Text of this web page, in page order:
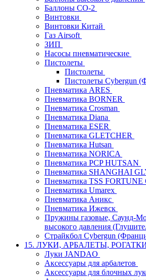
Баллоны СО-2
Винтовки
Винтовки Китай
Газ Airsoft
ЗИП
Насосы пневматические
Пистолеты
Пистолеты
Пистолеты Cybergun
Пневматика ARES
Пневматика BORNER
Пневматика Crosman
Пневматика Diana
Пневматика ESER
Пневматика GLETCHER
Пневматика Hutsan
Пневматика NORICA
Пневматика PCP HUTSAN
Пневматика SHANGHAI
Пневматика TSS FORTUNE
Пневматика Umarex
Пневматика Аникс
Пневматика Ижевск
Пружины газовые, Саунд-
высокого давления
Страйкбол Cybergun
15. ЛУКИ, АРБАЛЕТЫ,
Луки JANDAO
Аксессуары для арбалетов
Аксессуары для блочных